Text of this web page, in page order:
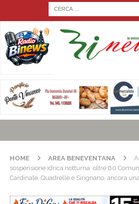
HOME AREA BENEVENTANA
sospensione idrica notturna: oltre 60
Cardinale, Quadrelle e Sirignano, ancora